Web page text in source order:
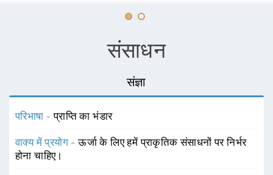
संसाधन
संज्ञा
परिभाषा -प्राप्ति का भंडार
वाक्य में प्रयोग -ऊर्जा के लिए हमें प्राकृतिक संसाधनों पर निर्भर
होना चाहिए।